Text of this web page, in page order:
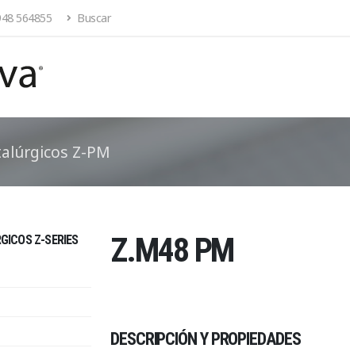
564855 Buscar
Z-PM
Z-SERIES Z.M48 PM
DESCRIPCIÓN Y PROPIEDADES